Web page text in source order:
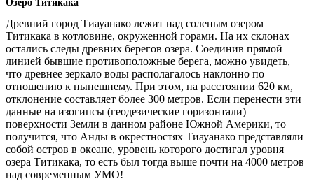
Древний город Тиауанако лежит над соленым озером
Титикака в котловине, окруженной горами. На их склонах
остались следы древних берегов озера. Соединив прямой
линией бывшие противоположные берега, можно увидеть,
что древнее зеркало воды располагалось наклонно по
отношению к нынешнему. При этом, на расстоянии 620 км,
отклонение составляет более 300 метров. Если перенести эти
данные на изогипсы (геодезические горизонтали)
поверхности Земли в данном районе Южной Америки, то
получится, что Анды в окрестностях Тиауанако представляли
собой остров в океане, уровень которого достигал уровня
озера Титикака, то есть был тогда выше почти на 4000 метров
над современным УМО!